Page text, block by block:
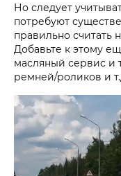
Но следует
потребуют
правильно считать
Добавьте к этому
масляный сервис и
ремней/роликов и